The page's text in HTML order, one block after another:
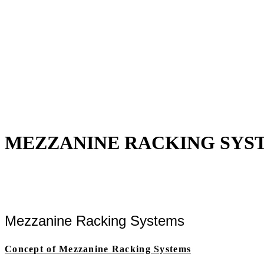
MEZZANINE RACKING
Mezzanine Racking Systems
Concept of Mezzanine Racking Systems